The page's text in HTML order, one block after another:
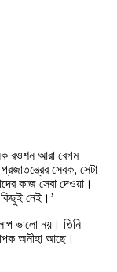
রওশন আরা বেগম
সেবক, সেটা
কাজ সেবা দেওয়া।
নেই।’
ভালো নয়। তিনি
অনীহা আছে।